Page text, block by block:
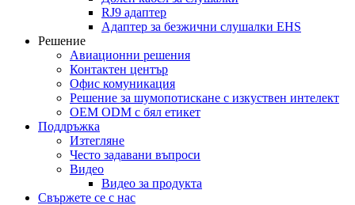
RJ9 адаптер
Адаптер за безжични слушалки EHS
Решение
Авиационни решения
Контактен център
Офис комуникация
Решение за шумопотискане с изкуствен интелект
OEM ODM с бял етикет
Поддръжка
Изтегляне
Често задавани въпроси
Видео
Видео за продукта
Свържете се с нас